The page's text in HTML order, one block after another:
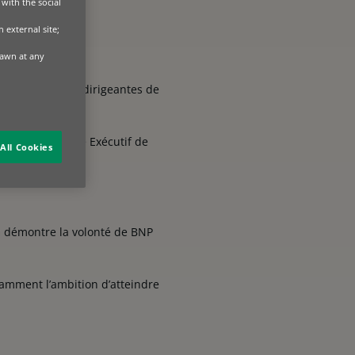
les instances dirigeantes de
au Comité Exécutif de
la volonté de BNP
l’ambition d’atteindre
external site;
at any
Cookies